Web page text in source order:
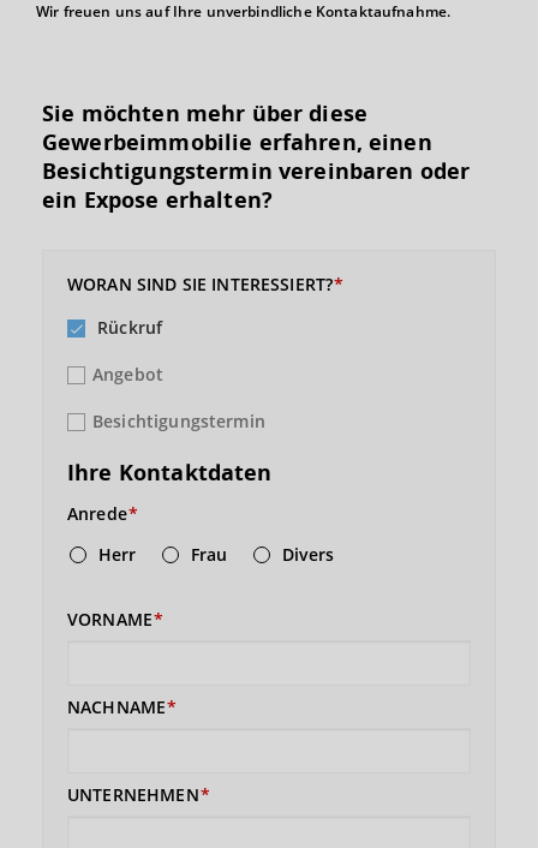
Wir freuen uns auf Ihre unverbindliche Kontaktaufnahme.
Sie möchten mehr über diese
Gewerbeimmobilie erfahren, einen
Besichtigungs­termin vereinbaren oder
ein Expose erhalten?
WORAN SIND SIE INTERESSIERT?
Rückruf
Angebot
Besichtigungstermin
Ihre Kontaktdaten
Anrede
Herr
Frau Divers
VORNAME
NACHNAME
UNTERNEHMEN